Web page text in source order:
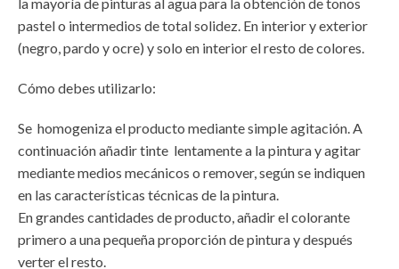
pastel o intermedios de total solidez. En interior y exterior
(negro, pardo y ocre) y solo en interior el resto de colores.
Cómo debes utilizarlo:
Se homogeniza el producto mediante simple agitación. A
continuación añadir tinte lentamente a la pintura y agitar
mediante medios mecánicos o remover, según se indiquen
en las características técnicas de la pintura.
En grandes cantidades de producto, añadir el colorante
primero a una pequeña proporción de pintura y después
verter el resto.